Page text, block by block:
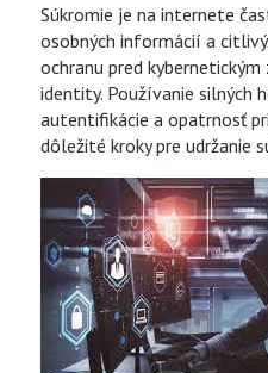
Súkromie je na internete
osobných informácií a
ochranu pred
identity. Používanie silných
autentifikácie a opatrnosť
dôležité kroky pre udržanie